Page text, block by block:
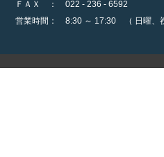
ＦＡＸ ： 022 - 236 - 6592
営業時間： 8:30 ～ 17:30 （ 日曜、